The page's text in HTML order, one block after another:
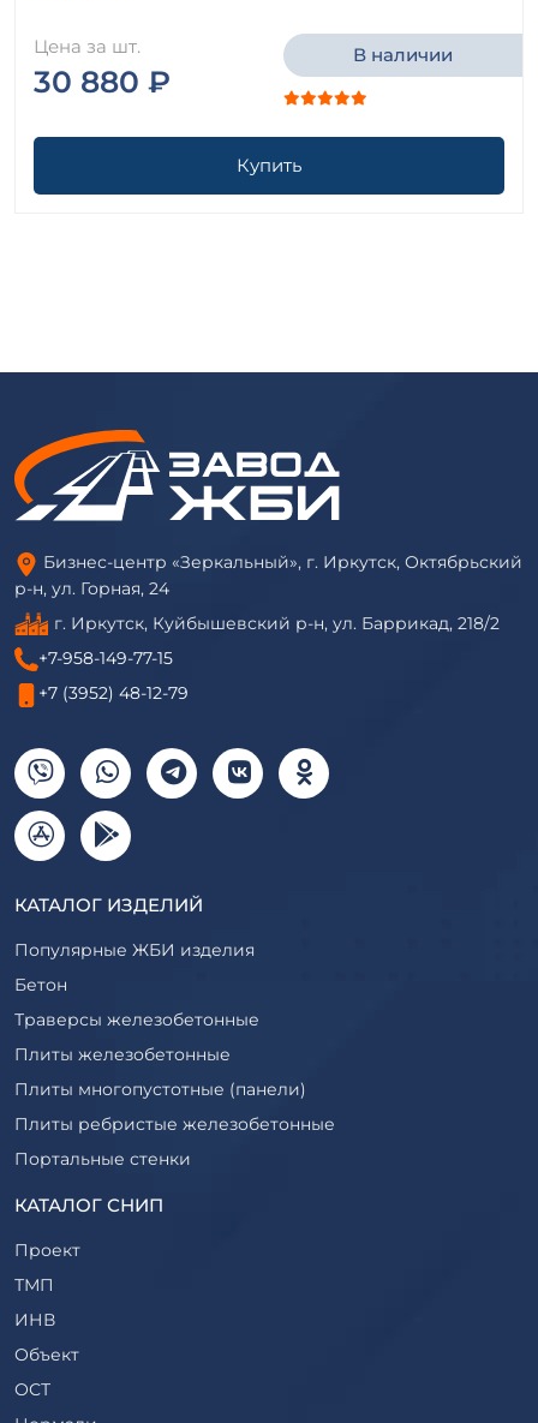
Цена за шт.
30 880 ₽
В наличии
Купить
Бизнес-центр «Зеркальный», г. Иркутск, Октябрьский
р-н, ул. Горная, 24
г. Иркутск, Куйбышевский р-н, ул. Баррикад, 218/2
+7-958-149-77-15
+7 (3952) 48-12-79
КАТАЛОГ ИЗДЕЛИЙ
Популярные ЖБИ изделия
Бетон
Траверсы железобетонные
Плиты железобетонные
Плиты многопустотные (панели)
Плиты ребристые железобетонные
Портальные стенки
Прогоны железобетонные
Ригели железобетонные
Сваи железобетонные
Стеновые блоки
Стойки железобетонные
Столбы железобетонные
КАТАЛОГ СНИП
Проект
ТМП
ИНВ
Объект
ОСТ